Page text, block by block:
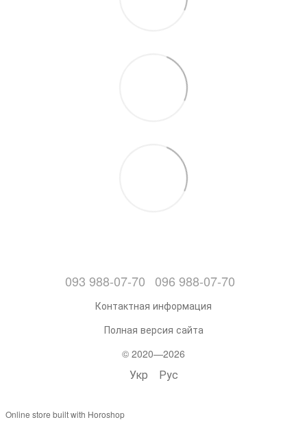
093 988-07-70 096 988-07-70
Контактная информация
Полная версия сайта
© 2020—2026
Укр Рус
Online store built with Horoshop